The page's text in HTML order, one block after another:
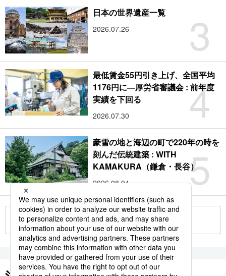
3
日本の世界遺産一覧
2026.07.26
4
最低賃金55円引き上げ、全国平均
1176円に―厚労省審議会 : 前年度
実績を下回る
2026.07.30
5
豪雪の地と海辺の町で220年の時を
刻んだ伝統建築 : WITH
KAMAKURA（鎌倉・長谷）
2026.08.04
もっと見る